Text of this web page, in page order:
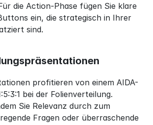
die Action-Phase fügen Sie klare
ein, die strategisch in Ihrer
sind.
profitieren von einem AIDA-
bei der Folienverteilung.
Sie Relevanz durch zum
Fragen oder überraschende